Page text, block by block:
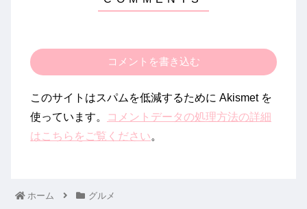
コメントを書き込む
このサイトはスパムを低減するために Akismet を
使っています。
コメントデータの処理方法の詳細
はこちらをご覧ください。
ホーム グルメ